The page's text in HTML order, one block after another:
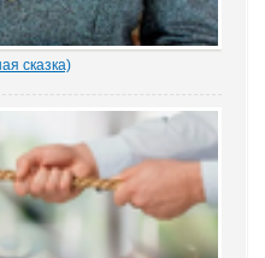
сказка)
удивлённый взгляд.